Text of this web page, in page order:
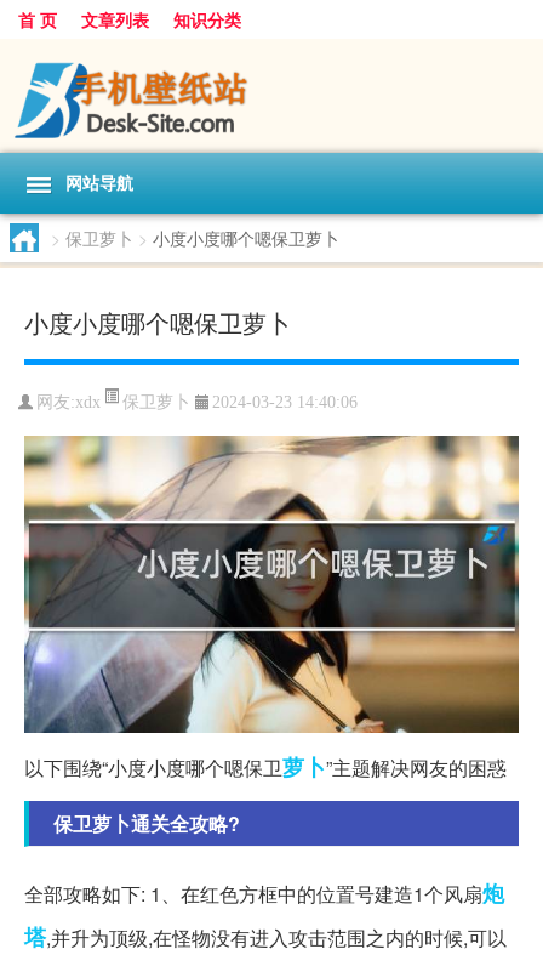
首 页 文章列表 知识分类
网站导航
> 保卫萝卜 > 小度小度哪个嗯保卫萝卜
小度小度哪个嗯保卫萝卜
网友:xdx 保卫萝卜 2024-03-23 14:40:06
以下围绕“小度小度哪个嗯保卫萝卜”主题解决网友的困惑
保卫萝卜通关全攻略?
全部攻略如下: 1、在红色方框中的位置号建造1个风扇炮
塔,并升为顶级,在怪物没有进入攻击范围之内的时候,可以